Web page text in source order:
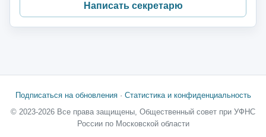
Написать секретарю
Подписаться на обновления· Статистика и конфиденциальность
© 2023-2026 Все права защищены, Общественный совет при УФНС
России по Московской области